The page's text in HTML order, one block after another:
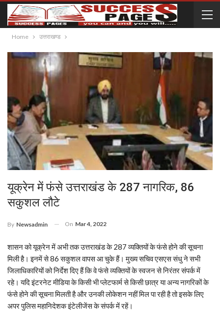
Home उत्तराखण्ड
यूक्रेन में फंसे उत्तराखंड के 287 नागरिक, 86
सकुशल लौटे
By Newsadmin On Mar 4, 2022
शासन को यूक्रेन में अभी तक उत्तराखंड के 287 व्यक्तियों के फंसे होने की सूचना
मिली है। इनमें से 86 सकुशल वापस आ चुके हैं। मुख्य सचिव एसएस संधु ने सभी
जिलाधिकारियों को निर्देश दिए हैं कि वे फंसे व्यक्तियों के स्वजन से निरंतर संपर्क में
रहे। यदि इंटरनेट मीडिया के किसी भी प्लेटफार्म से किसी छात्र या अन्य नागरिकों के
फंसे होने की सूचना मिलती है और उनकी लोकेशन नहीं मिल पा रही है तो इसके लिए
अपर पुलिस महानिदेशक इंटेलीजेंस के संपर्क में रहें।